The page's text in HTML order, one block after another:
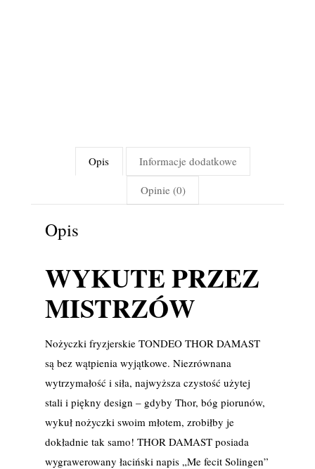
Opis Informacje dodatkowe
Opinie (0)
Opis
WYKUTE PRZEZ
MISTRZÓW
Nożyczki fryzjerskie TONDEO THOR DAMAST
są bez wątpienia wyjątkowe. Niezrównana
wytrzymałość i siła, najwyższa czystość użytej
stali i piękny design – gdyby Thor, bóg piorunów,
wykuł nożyczki swoim młotem, zrobiłby je
dokładnie tak samo! THOR DAMAST posiada
wygrawerowany łaciński napis „Me fecit Solingen”